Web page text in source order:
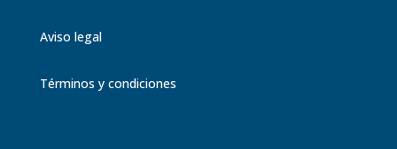
Aviso legal
Términos y condiciones